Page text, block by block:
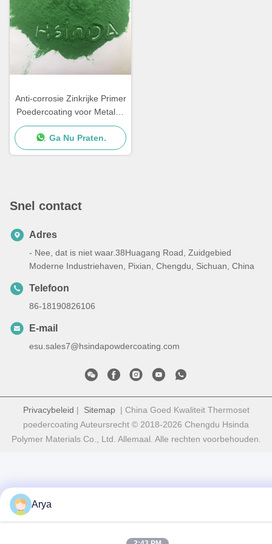
Anti-corrosie Zinkrijke Primer
Poedercoating voor Metalen
Meubelen
Ga Nu Praten.
Snel contact
Adres
- Nee, dat is niet waar.38Huagang Road, Zuidgebied
Moderne Industriehaven, Pixian, Chengdu, Sichuan, China
Telefoon
86-18190826106
E-mail
esu.sales7@hsindapowdercoating.com
Privacybeleid | Sitemap| China Goed Kwaliteit Thermoset
poedercoating Auteursrecht © 2018-2026 Chengdu Hsinda
Polymer Materials Co., Ltd. Allemaal. Alle rechten voorbehouden.
Arya